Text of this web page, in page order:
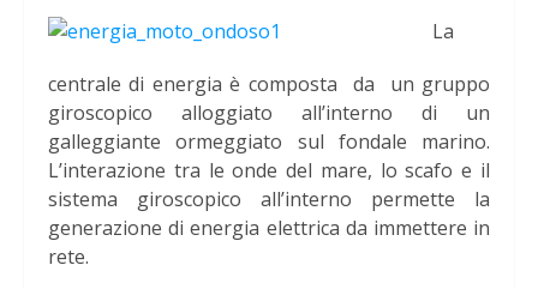
La
centrale di energia è composta da un gruppo
giroscopico alloggiato all’interno di un
galleggiante ormeggiato sul fondale marino.
L’interazione tra le onde del mare, lo scafo e il
sistema giroscopico all’interno permette la
generazione di energia elettrica da immettere in
rete.